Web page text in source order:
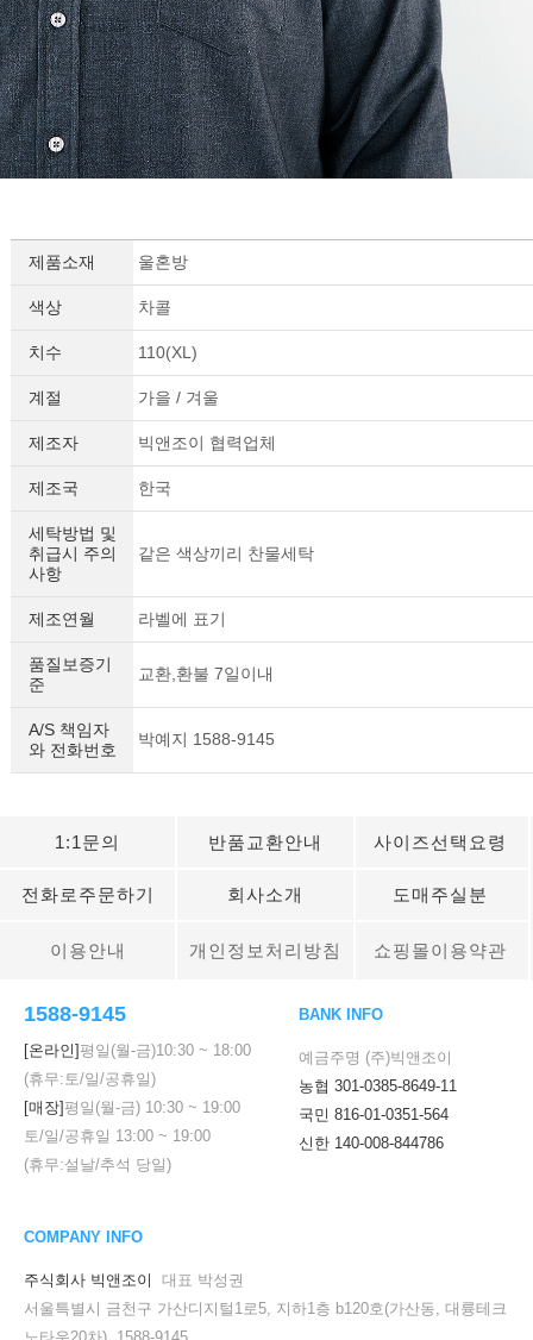
제품소재 울혼방
색상 차콜
치수 110(XL)
계절 가을 / 겨울
제조자 빅앤조이 협력업체
제조국 한국
세탁방법 및
취급시 주의
사항
같은 색상끼리 찬물세탁
제조연월 라벨에 표기
품질보증기
준
교환,환불 7일이내
A/S 책임자
와 전화번호
박예지 1588-9145
1:1문의 반품교환안내 사이즈선택요령
전화로주문하기 회사소개 도매주실분
이용안내 개인정보처리방침 쇼핑몰이용약관
1588-9145
[온라인]평일(월-금)10:30 ~ 18:00
(휴무:토/일/공휴일)
[매장]평일(월-금) 10:30 ~ 19:00
토/일/공휴일 13:00 ~ 19:00
(휴무:설날/추석 당일)
BANK INFO
예금주명 (주)빅앤조이
농협 301-0385-8649-11
국민 816-01-0351-564
신한 140-008-844786
COMPANY INFO
주식회사 빅앤조이
대표 박성권
서울특별시 금천구 가산디지털1로5, 지하1층 b120호(가산동, 대륭테크